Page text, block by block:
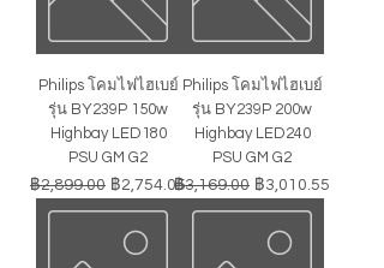
Philips โคมไฟไฮเบย์
รุ่น BY239P 150w
Highbay LED180
PSU GM G2
ราคาปกติ
฿2,899.00 ราคาขายลด
฿2,754.05
Philips โคมไฟไฮเบย์
รุ่น BY239P 200w
Highbay LED240
PSU GM G2
ราคาปกติ
฿3,169.00 ราคาขายลด
฿3,010.55